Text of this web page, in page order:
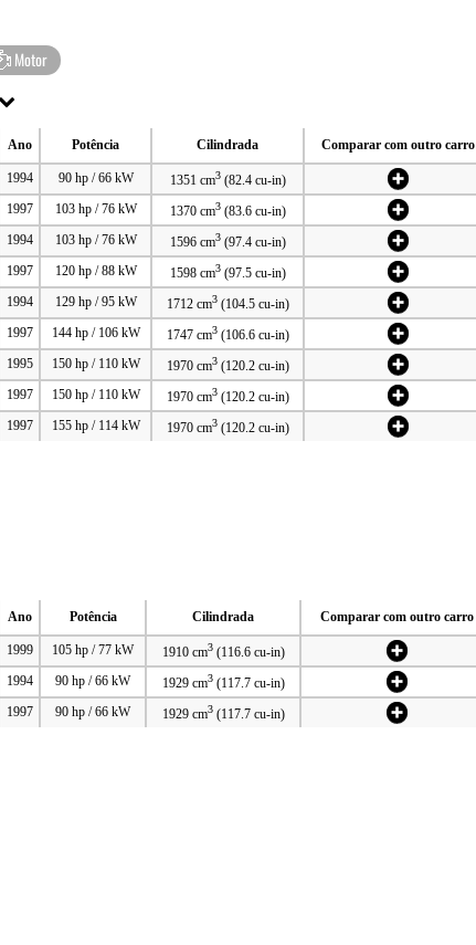
Motor
Ano Potência Cilindrada Comparar com outro carro
1994 90 hp / 66 kW 1351 cm3(82.4 cu-in)
1997 103 hp / 76 kW 1370 cm3(83.6 cu-in)
1994 103 hp / 76 kW 1596 cm3(97.4 cu-in)
1997 120 hp / 88 kW 1598 cm3(97.5 cu-in)
1994 129 hp / 95 kW 1712 cm3(104.5 cu-in)
1997 144 hp / 106 kW 1747 cm3(106.6 cu-in)
1995 150 hp / 110 kW 1970 cm3(120.2 cu-in)
1997 150 hp / 110 kW 1970 cm3(120.2 cu-in)
1997 155 hp / 114 kW 1970 cm3(120.2 cu-in)
Ano Potência Cilindrada Comparar com outro carro
1999 105 hp / 77 kW 1910 cm3(116.6 cu-in)
1994 90 hp / 66 kW 1929 cm3(117.7 cu-in)
1997 90 hp / 66 kW 1929 cm3(117.7 cu-in)